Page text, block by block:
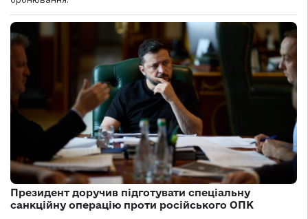
Президент доручив підготувати спеціальну
санкційну операцію проти російського ОПК